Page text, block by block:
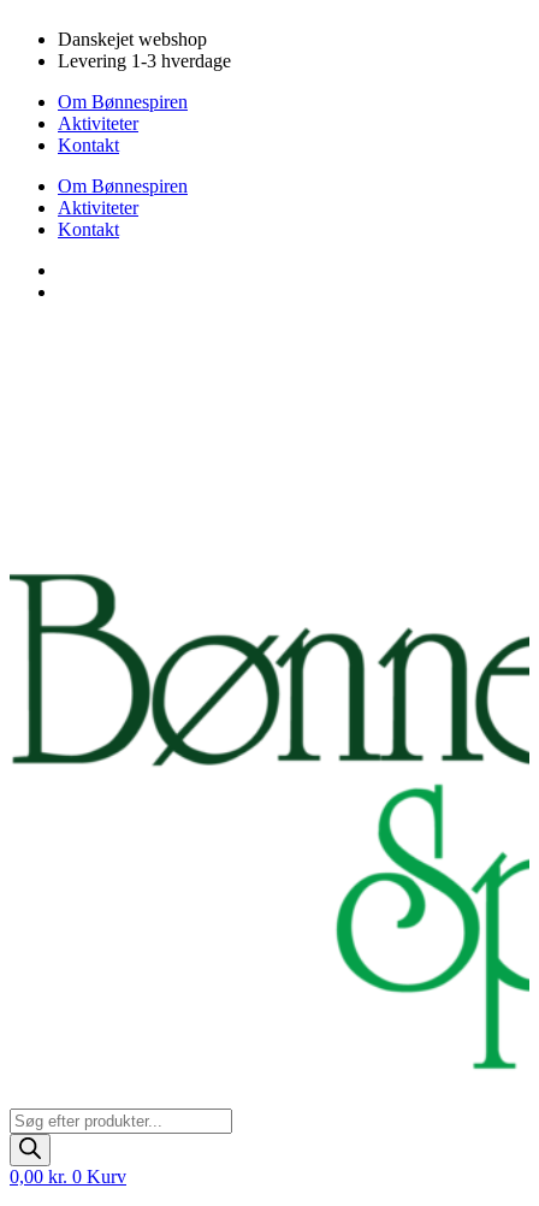
indhold
Danskejet webshop
Levering 1-3 hverdage
Om Bønnespiren
Aktiviteter
Kontakt
Om Bønnespiren
Aktiviteter
Kontakt
Products
search
0,00 kr. 0 Kurv